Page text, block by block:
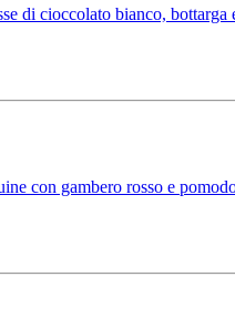
cioccolato bianco, bottarga
con gambero rosso e